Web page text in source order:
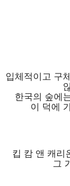
입체적이고 구
한국의 숲에
이 덕에
킵 캄 앤 캐리
그